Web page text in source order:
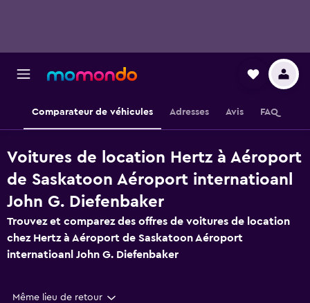
Comparateur de véhicules Adresses Avis FAQ
Voitures de location Hertz à Aéroport
de Saskatoon Aéroport internatioanl
John G. Diefenbaker
Trouvez et comparez des offres de voitures de location
chez Hertz à Aéroport de Saskatoon Aéroport
internatioanl John G. Diefenbaker
Même lieu de retour